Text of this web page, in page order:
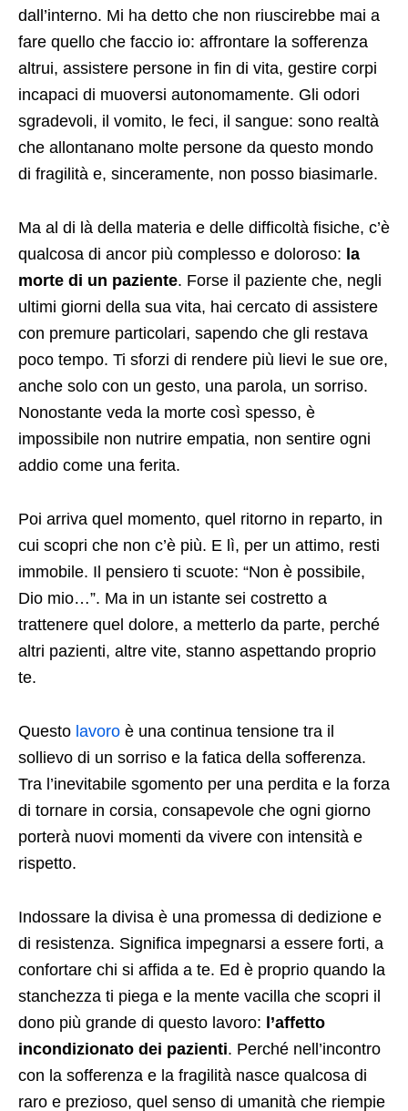
dall’interno. Mi ha detto che non riuscirebbe mai a
fare quello che faccio io: affrontare la sofferenza
altrui, assistere persone in fin di vita, gestire corpi
incapaci di muoversi autonomamente. Gli odori
sgradevoli, il vomito, le feci, il sangue: sono realtà
che allontanano molte persone da questo mondo
di fragilità e, sinceramente, non posso biasimarle.
Ma al di là della materia e delle difficoltà fisiche, c’è
qualcosa di ancor più complesso e doloroso: la
morte di un paziente. Forse il paziente che, negli
ultimi giorni della sua vita, hai cercato di assistere
con premure particolari, sapendo che gli restava
poco tempo. Ti sforzi di rendere più lievi le sue ore,
anche solo con un gesto, una parola, un sorriso.
Nonostante veda la morte così spesso, è
impossibile non nutrire empatia, non sentire ogni
addio come una ferita.
Poi arriva quel momento, quel ritorno in reparto, in
cui scopri che non c’è più. E lì, per un attimo, resti
immobile. Il pensiero ti scuote: “Non è possibile,
Dio mio…”. Ma in un istante sei costretto a
trattenere quel dolore, a metterlo da parte, perché
altri pazienti, altre vite, stanno aspettando proprio
te.
Questo lavoro è una continua tensione tra il
sollievo di un sorriso e la fatica della sofferenza.
Tra l’inevitabile sgomento per una perdita e la forza
di tornare in corsia, consapevole che ogni giorno
porterà nuovi momenti da vivere con intensità e
rispetto.
Indossare la divisa è una promessa di dedizione e
di resistenza. Significa impegnarsi a essere forti, a
confortare chi si affida a te. Ed è proprio quando la
stanchezza ti piega e la mente vacilla che scopri il
dono più grande di questo lavoro: l’affetto
incondizionato dei pazienti. Perché nell’incontro
con la sofferenza e la fragilità nasce qualcosa di
raro e prezioso, quel senso di umanità che riempie